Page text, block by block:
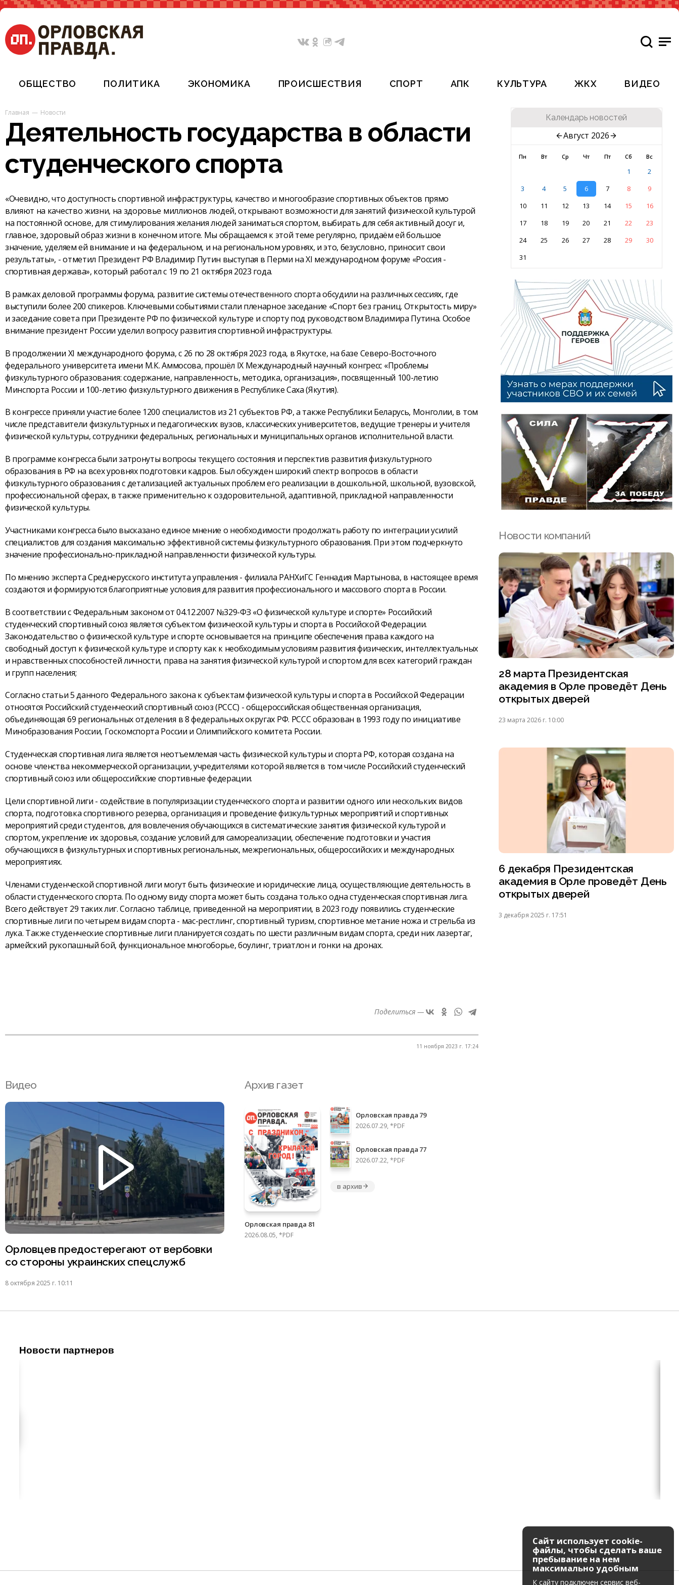
ОБЩЕСТВО ПОЛИТИКА ЭКОНОМИКА ПРОИСШЕСТВИЯ СПОРТ АПК КУЛЬТУРА ЖКХ ВИДЕО
Главная Новости
Деятельность государства в области
студенческого спорта
«Очевидно, что доступность спортивной инфраструктуры, качество и многообразие спортивных объектов прямо
влияют на качество жизни, на здоровье миллионов людей, открывают возможности для занятий физической культурой
на постоянной основе, для стимулирования желания людей заниматься спортом, выбирать для себя активный досуг и,
главное, здоровый образ жизни в конечном итоге. Мы обращаемся к этой теме регулярно, придаём ей большое
значение, уделяем ей внимание и на федеральном, и на региональном уровнях, и это, безусловно, приносит свои
результаты», - отметил Президент РФ Владимир Путин выступая в Перми на XI международном форуме «Россия -
спортивная держава», который работал с 19 по 21 октября 2023 года.
В рамках деловой программы форума, развитие системы отечественного спорта обсудили на различных сессиях, где
выступили более 200 спикеров. Ключевыми событиями стали пленарное заседание «Спорт без границ. Открытость миру»
и заседание совета при Президенте РФ по физической культуре и спорту под руководством Владимира Путина. Особое
внимание президент России уделил вопросу развития спортивной инфраструктуры.
В продолжении XI международного форума, с 26 по 28 октября 2023 года, в Якутске, на базе Северо-Восточного
федерального университета имени М.К. Аммосова, прошёл IX Международный научный конгресс «Проблемы
физкультурного образования: содержание, направленность, методика, организация», посвященный 100-летию
Минспорта России и 100-летию физкультурного движения в Республике Саха (Якутия).
В конгрессе приняли участие более 1200 специалистов из 21 субъектов РФ, а также Республики Беларусь, Монголии, в том
числе представители физкультурных и педагогических вузов, классических университетов, ведущие тренеры и учителя
физической культуры, сотрудники федеральных, региональных и муниципальных органов исполнительной власти.
В программе конгресса были затронуты вопросы текущего состояния и перспектив развития физкультурного
образования в РФ на всех уровнях подготовки кадров. Был обсужден широкий спектр вопросов в области
физкультурного образования с детализацией актуальных проблем его реализации в дошкольной, школьной, вузовской,
профессиональной сферах, в также применительно к оздоровительной, адаптивной, прикладной направленности
физической культуры.
Участниками конгресса было высказано единое мнение о необходимости продолжать работу по интеграции усилий
специалистов для создания максимально эффективной системы физкультурного образования. При этом подчеркнуто
значение профессионально-прикладной направленности физической культуры.
По мнению эксперта Среднерусского института управления - филиала РАНХиГС Геннадия Мартынова, в настоящее время
создаются и формируются благоприятные условия для развития профессионального и массового спорта в России.
В соответствии с Федеральным законом от 04.12.2007 №329-ФЗ «О физической культуре и спорте» Российский
студенческий спортивный союз является субъектом физической культуры и спорта в Российской Федерации.
Законодательство о физической культуре и спорте основывается на принципе обеспечения права каждого на
свободный доступ к физической культуре и спорту как к необходимым условиям развития физических, интеллектуальных
и нравственных способностей личности, права на занятия физической культурой и спортом для всех категорий граждан
и групп населения;
Согласно статьи 5 данного Федерального закона к субъектам физической культуры и спорта в Российской Федерации
относятся Российский студенческий спортивный союз (РССС) - общероссийская общественная организация,
объединяющая 69 региональных отделения в 8 федеральных округах РФ. РССС образован в 1993 году по инициативе
Минобразования России, Госкомспорта России и Олимпийского комитета России.
Студенческая спортивная лига является неотъемлемая часть физической культуры и спорта РФ, которая создана на
основе членства некоммерческой организации, учредителями которой является в том числе Российский студенческий
спортивный союз или общероссийские спортивные федерации.
Цели спортивной лиги - содействие в популяризации студенческого спорта и развитии одного или нескольких видов
спорта, подготовка спортивного резерва, организация и проведение физкультурных мероприятий и спортивных
мероприятий среди студентов, для вовлечения обучающихся в систематические занятия физической культурой и
спортом, укрепление их здоровья, создание условий для самореализации, обеспечение подготовки и участия
обучающихся в физкультурных и спортивных региональных, межрегиональных, общероссийских и международных
мероприятиях.
Членами студенческой спортивной лиги могут быть физические и юридические лица, осуществляющие деятельность в
области студенческого спорта. По одному виду спорта может быть создана только одна студенческая спортивная лига.
Всего действует 29 таких лиг. Согласно таблице, приведенной на мероприятии, в 2023 году появились студенческие
спортивные лиги по четырем видам спорта - мас-рестлинг, спортивный туризм, спортивное метание ножа и стрельба из
лука. Также студенческие спортивные лиги планируется создать по шести различным видам спорта, среди них лазертаг,
армейский рукопашный бой, функциональное многоборье, боулинг, триатлон и гонки на дронах.
Поделиться —
11 ноября 2023 г. 17:24
Календарь новостей
Август 2026
Пн Вт Ср Чт Пт Сб Вс
1
2
3
4 5 6 7 8
9
10
11 12 13 14 15
16
17
18 19 20 21 22
23
24
25 26 27 28 29
30
31
Новости компаний
28 марта Президентская
академия в Орле проведёт День
открытых дверей
23 марта 2026 г. 10:00
6 декабря Президентская
академия в Орле проведёт День
открытых дверей
3 декабря 2025 г. 17:51
Видео
Орловцев предостерегают от вербовки
со стороны украинских спецслужб
8 октября 2025 г. 10:11
Архив газет
Орловская правда 81
2026.08.05, *PDF
Орловская правда 79
2026.07.29, *PDF
Орловская правда 77
2026.07.22, *PDF
в архив
Новости партнеров
Сайт использует cookie-
файлы, чтобы сделать ваше
пребывание на нем
максимально удобным
К cайту подключен сервис веб-